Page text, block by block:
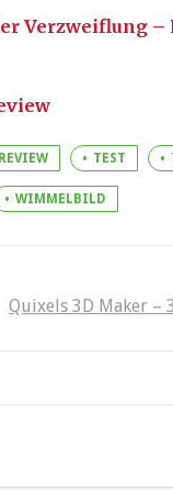
Verzweiflung –
REVIEW TEST
WIMMELBILD
Quixels 3D Maker –